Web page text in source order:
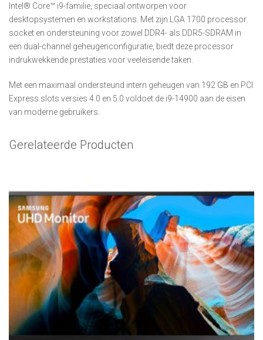
Intel® Core™ i9-familie, speciaal ontworpen voor
desktopsystemen en workstations. Met zijn LGA 1700 processor
socket en ondersteuning voor zowel DDR4- als DDR5-SDRAM in
een dual-channel geheugenconfiguratie, biedt deze processor
indrukwekkende prestaties voor veeleisende taken.
Met een maximaal ondersteund intern geheugen van 192 GB en PCI
Express slots versies 4.0 en 5.0 voldoet de i9-14900 aan de eisen
van moderne gebruikers.
Gerelateerde Producten